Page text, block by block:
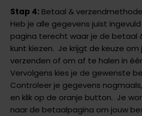
Stap 4: Betaal & verzendmethode
Heb je alle gegevens juist
pagina terecht waar je de betaal
kunt kiezen. Je krijgt de keuze
verzenden of om af te halen in
Vervolgens kies je de gewenste
Controleer je gegevens
en klik op de oranje button. Je
naar de betaalpagina om jouw